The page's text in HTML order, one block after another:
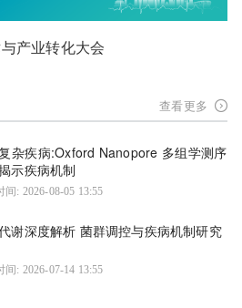
产业转化大会
查看更多
杂疾病:Oxford Nanopore 多组学测序
示疾病机制
间: 2026-08-05 13:55
谢深度解析 菌群调控与疾病机制研究
间: 2026-07-14 13:55